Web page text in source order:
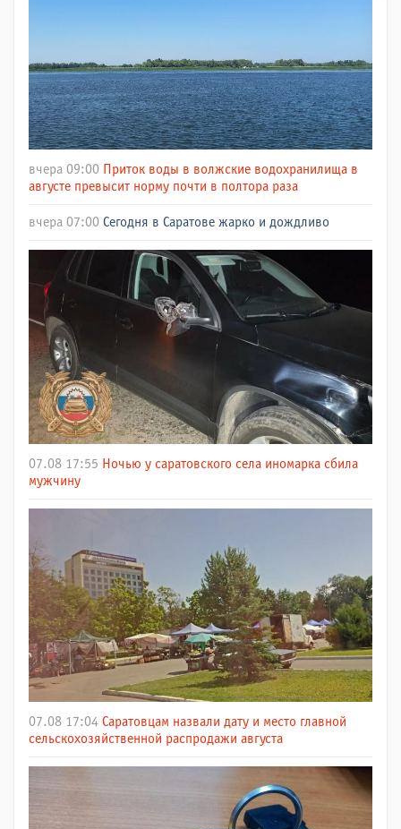
вчера 09:00 Приток воды в волжские водохранилища в
августе превысит норму почти в полтора раза
вчера 07:00 Сегодня в Саратове жарко и дождливо
07.08 17:55 Ночью у саратовского села иномарка сбила
мужчину
07.08 17:04 Саратовцам назвали дату и место главной
сельскохозяйственной распродажи августа